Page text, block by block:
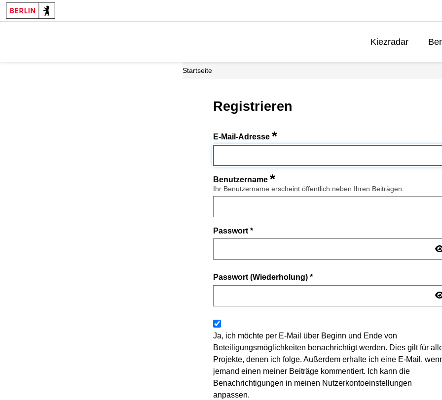
Kiezradar
Startseite
Registrieren
E-Mail-Adresse *
Benutzername *
Ihr Benutzername erscheint öffentlich neben Ihren Beiträgen.
Passwort *
Passwort (Wiederholung) *
Ja, ich möchte per E-Mail über Beginn und Ende von
Beteiligungsmöglichkeiten benachrichtigt werden. Dies gilt für
Projekte, denen ich folge. Außerdem erhalte ich eine E-Mail,
jemand einen meiner Beiträge kommentiert. Ich kann die
Benachrichtigungen in meinen Nutzerkontoeinstellungen
anpassen.